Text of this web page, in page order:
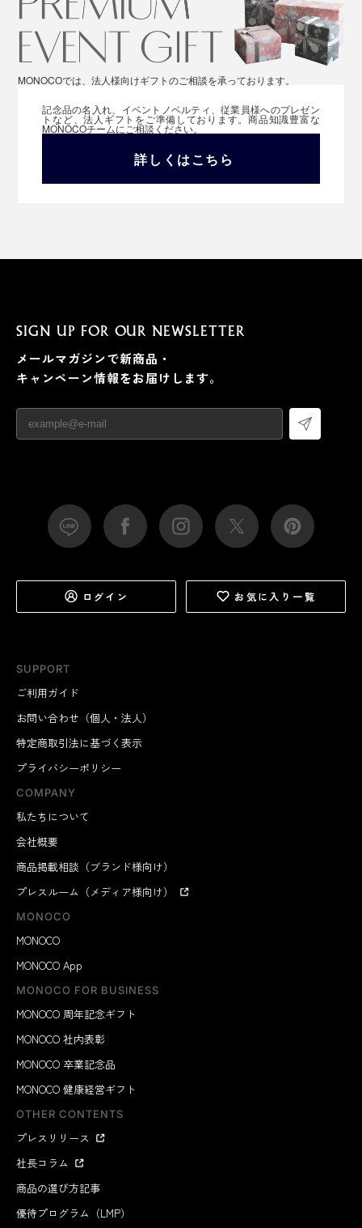
MONOCOでは、法人様向けギフトのご相談を承っております。
記念品の名入れ、イベントノベルティ、従業員様へのプレゼン
トなど、法人ギフトをご準備しております。商品知識豊富な
MONOCOチームにご相談ください。
詳しくはこちら
SUPPORT
ご利用ガイド
お問い合わせ（個人・法人）
特定商取引法に基づく表示
プライバシーポリシー
COMPANY
私たちについて
会社概要
商品掲載相談（ブランド様向け）
プレスルーム（メディア様向け）
MONOCO
MONOCO
MONOCO App
MONOCO FOR BUSINESS
MONOCO 周年記念ギフト
MONOCO 社内表彰
MONOCO 卒業記念品
MONOCO 健康経営ギフト
OTHER CONTENTS
プレスリリース
社長コラム
商品の選び方記事
優待プログラム（LMP）
SIGN UP FOR OUR NEWSLETTER
メールマガジンで新商品・
キャンペーン情報をお届けします。
ログイン お気に入り一覧